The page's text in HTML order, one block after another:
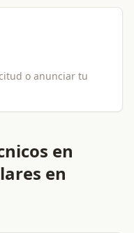
o anunciar tu
en
en